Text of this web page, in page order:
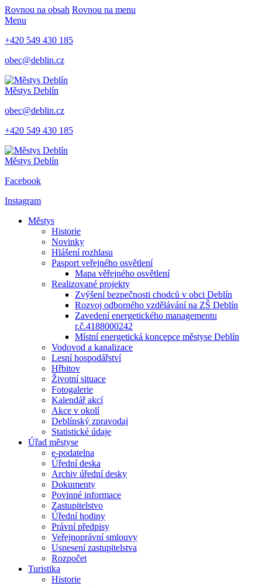
Rovnou na obsah Rovnou na menu
Menu
+420 549 430 185
obec@deblin.cz
Městys Deblín
obec@deblin.cz
+420 549 430 185
Městys Deblín
Facebook
Instagram
Městys
Historie
Novinky
Hlášení rozhlasu
Pasport veřejného osvětlení
Mapa věřejného osvětlení
Realizované projekty
Zvýšení bezpečnosti chodců v obci Deblín
Rozvoj odborného vzdělávání na ZŠ Deblín
Zavedení energetického managementu
r.č.4188000242
Místní energetická koncepce městyse Deblín
Vodovod a kanalizace
Lesní hospodářství
Hřbitov
Životní situace
Fotogalerie
Kalendář akcí
Akce v okolí
Deblínský zpravodaj
Statistické údaje
Úřad městyse
e-podatelna
Úřední deska
Archiv úřední desky
Dokumenty
Povinné informace
Zastupitelstvo
Úřední hodiny
Právní předpisy
Veřejnoprávní smlouvy
Usnesení zastupitelstva
Rozpočet
Turistika
Historie